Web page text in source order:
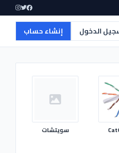
الدخول إنشاء حساب
سويتشات